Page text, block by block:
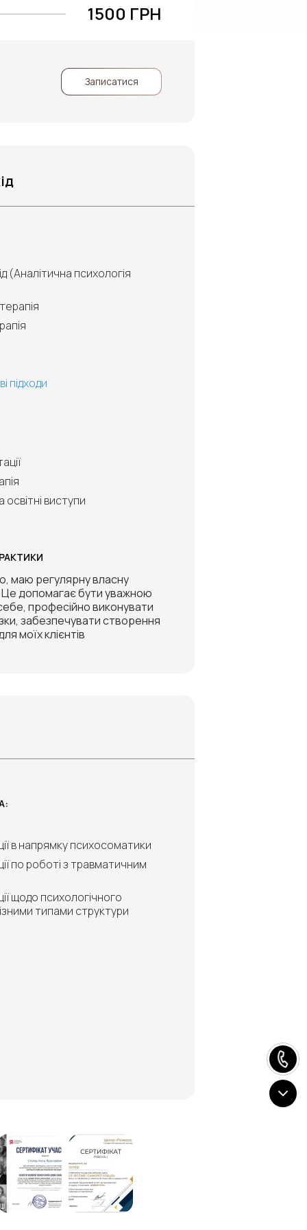
1500 ГРН
Записатися
(Аналітична психологія
підходи
освітні виступи
маю регулярну власну
Це допомагає бути уважною
професійно виконувати
забезпечувати створення
моїх клієнтів
в напрямку психосоматики
по роботі з травматичним
щодо психологічного
типами структури